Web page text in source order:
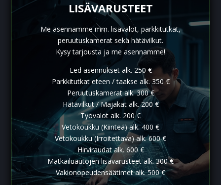
LISÄVARUSTEET
Me asennamme mm. lisävalot, parkkitutkat,
peruutuskamerat sekä hätävilkut.
Kysy tarjousta ja me asennamme!
Led asennukset alk. 250 €
Parkkitutkat eteen / taakse alk. 350 €
Peruutuskamerat alk. 300 €
Hätävilkut / Majakat alk. 200 €
Työvalot alk. 200 €
Vetokoukku (Kiinteä) alk. 400 €
Vetokoukku (Irroitettava) alk. 600 €
Hirviraudat alk. 600 €
Matkailuautojen lisävarusteet alk. 300 €
Vakionopeudensäätimet alk. 500 €